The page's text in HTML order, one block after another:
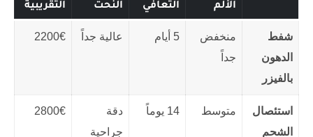
الألم
التعافي
النحت
التقريبية
شفط
الدهون
بالفيزر
منخفض
جداً
5 أيام عالية جداً 2200€
استئصال
الشحم
متوسط 14 يوماً
دقة
جراحية
2800€